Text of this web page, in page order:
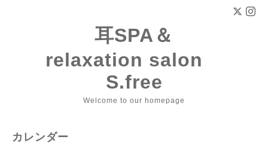
耳SPA＆
relaxation salon
S.free
Welcome to our homepage
カレンダー